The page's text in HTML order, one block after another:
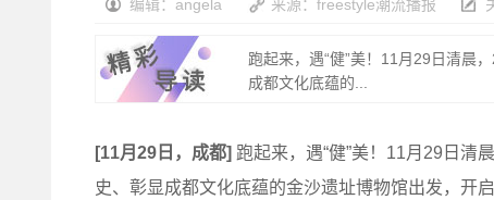
编辑：angela 来源：freestyle潮流播报
跑起来，遇“健”美！11月29日清晨
成都文化底蕴的...
[11月29日，成都] 跑起来，遇“健”美！11月29日清
史、彰显成都文化底蕴的金沙遗址博物馆出发，开